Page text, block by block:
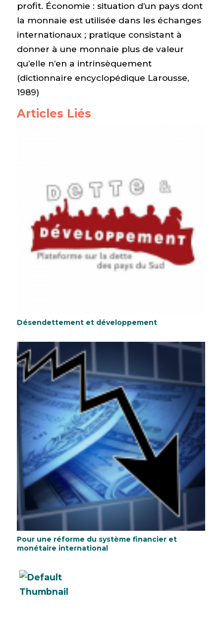
profit. Économie : situation d’un pays dont
la monnaie est utilisée dans les échanges
internationaux ; pratique consistant à
donner à une monnaie plus de valeur
qu’elle n’en a intrinsèquement
(dictionnaire encyclopédique Larousse,
1989)
Articles Liés
Désendettement et développement
Pour une réforme du système financier et
monétaire international